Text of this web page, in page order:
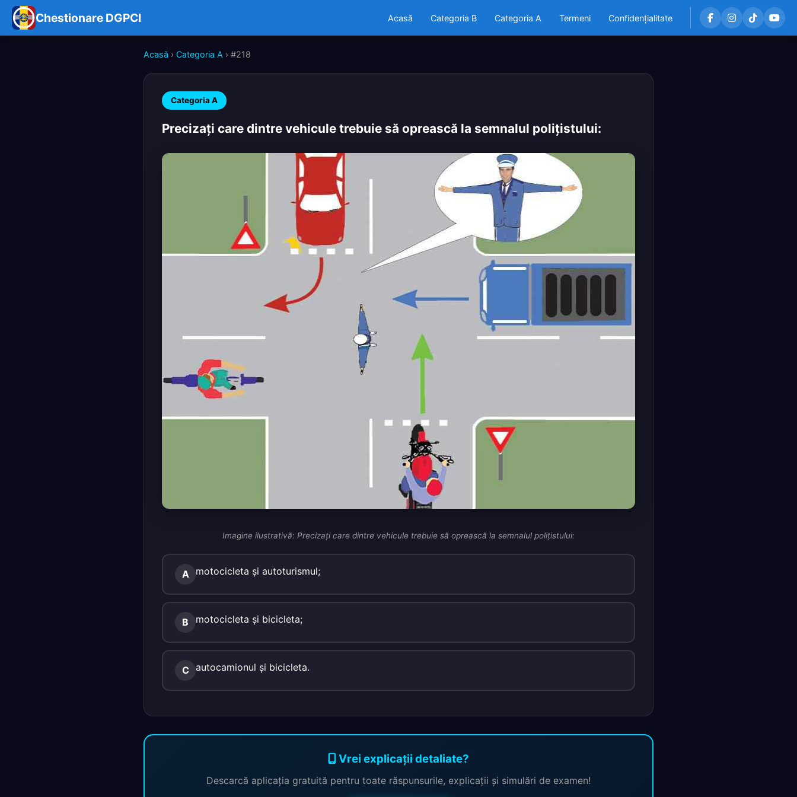
Chestionare DGPCI Acasă Categoria B Categoria A Termeni Confidențialitate
Acasă › Categoria A › #218
Categoria A
Precizaţi care dintre vehicule trebuie să oprească la semnalul poliţistului:
Imagine ilustrativă: Precizaţi care dintre vehicule trebuie să oprească la semnalul poliţistului:
A motocicleta şi autoturismul;
B motocicleta şi bicicleta;
C autocamionul şi bicicleta.
Vrei explicații detaliate?
Descarcă aplicația gratuită pentru toate răspunsurile, explicații și simulări de examen!